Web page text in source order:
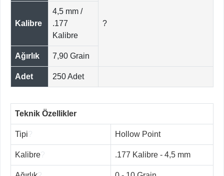
?
Kalibre
4,5 mm /
.177
Kalibre
Ağırlık 7,90 Grain
Adet 250 Adet
Teknik Özellikler
Tipi Hollow Point
Kalibre .177 Kalibre - 4,5 mm